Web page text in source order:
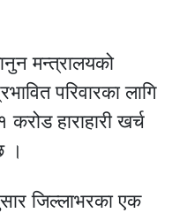
मन्त्रालयको
परिवारका लागि
हाराहारी खर्च
।
जिल्लाभरका एक